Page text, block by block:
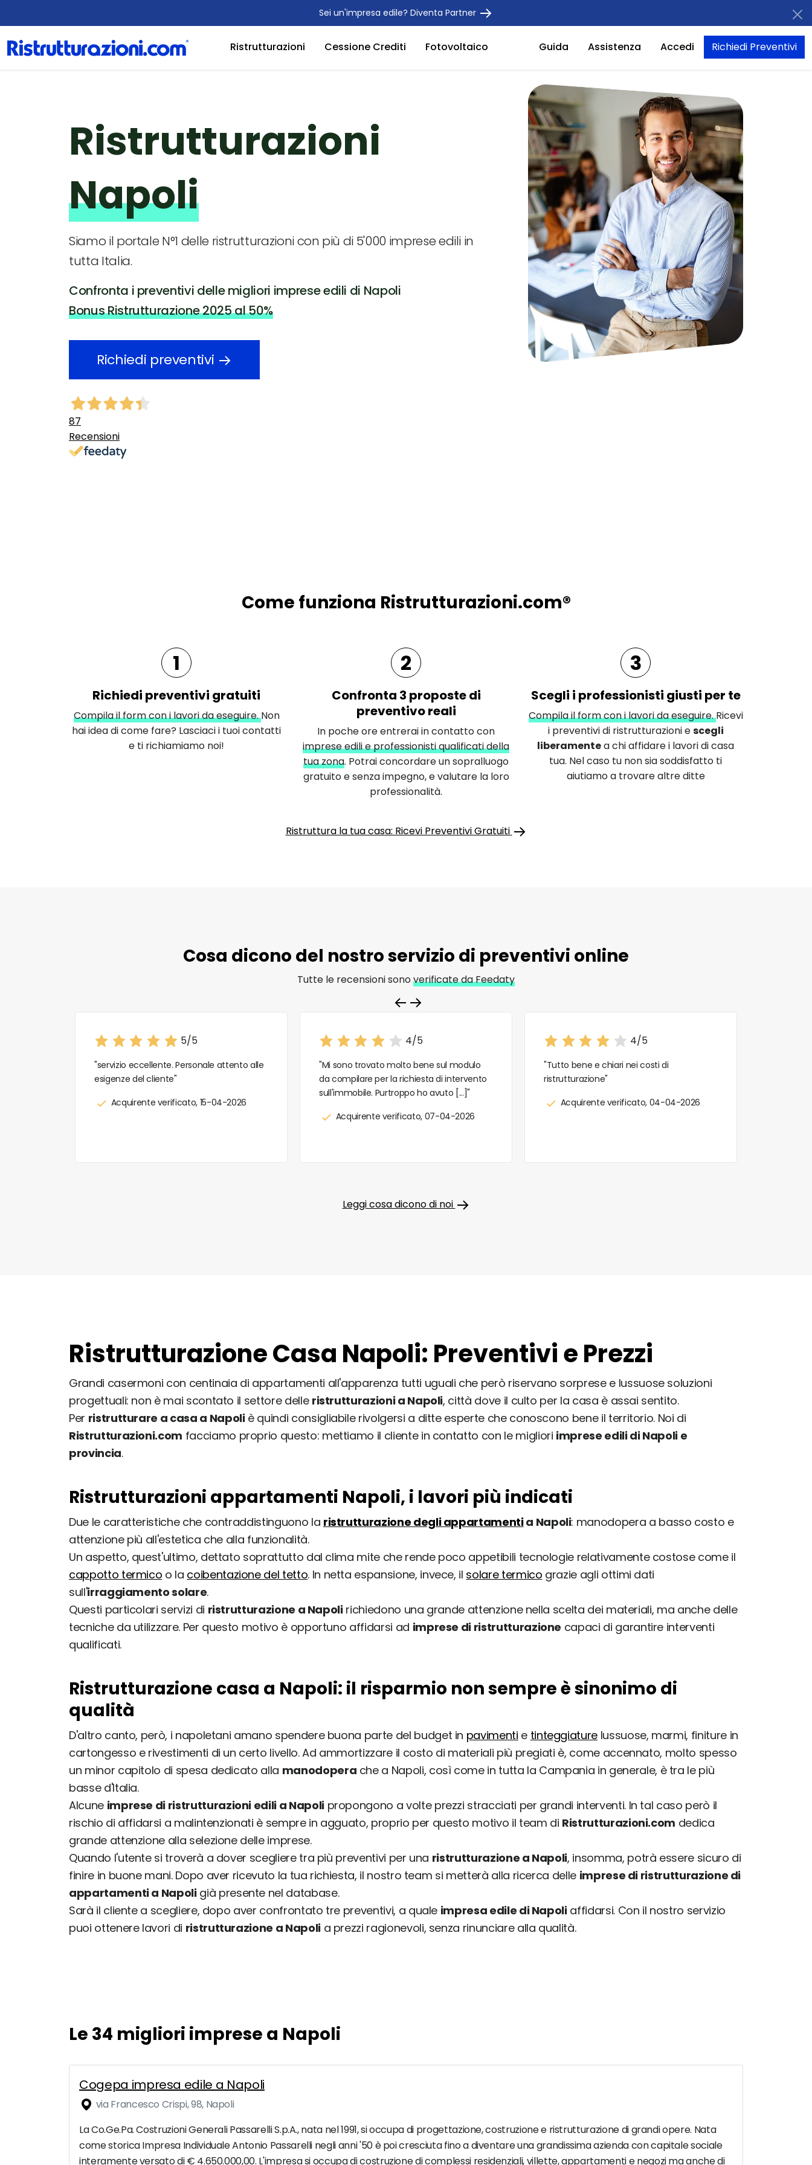
Sei un'impresa edile? Diventa Partner
Ristrutturazioni Cessione Crediti Fotovoltaico Guida Assistenza Accedi Richiedi Preventivi
Ristrutturazioni
Napoli
Siamo il portale N°1 delle ristrutturazioni con più di 5'000 imprese edili in
tutta Italia.
Confronta i preventivi delle migliori imprese edili di Napoli
Bonus Ristrutturazione 2025 al 50%
Richiedi preventivi
87
Recensioni
Come funziona Ristrutturazioni.com®
1
Richiedi preventivi gratuiti
Compila il form con i lavori da eseguire.Non
hai idea di come fare? Lasciaci i tuoi contatti
e ti richiamiamo noi!
2
Confronta 3 proposte di
preventivo reali
In poche ore entrerai in contatto con
imprese edili e professionisti qualificati della
tua zona. Potrai concordare un sopralluogo
gratuito e senza impegno, e valutare la loro
professionalità.
3
Scegli i professionisti giusti per te
Compila il form con i lavori da eseguire.Ricevi
i preventivi di ristrutturazioni escegli
liberamentea chi affidare i lavori di casa
tua. Nel caso tu non sia soddisfatto ti
aiutiamo a trovare altre ditte
Ristruttura la tua casa: Ricevi Preventivi Gratuiti
Cosa dicono del nostro servizio di preventivi online
Tutte le recensioni sonoverificate da Feedaty
5/5
"servizio eccellente. Personale attento alle
esigenze del cliente"
Acquirente verificato, 15-04-2026
4/5
"Mi sono trovato molto bene sul modulo
da compilare per la richiesta di intervento
sull'immobile. Purtroppo ho avuto [...]"
Acquirente verificato, 07-04-2026
4/5
"Tutto bene e chiari nei costi di
ristrutturazione"
Acquirente verificato, 04-04-2026
Leggi cosa dicono di noi
Ristrutturazione Casa Napoli: Preventivi e Prezzi
Grandi casermoni con centinaia di appartamenti all'apparenza tutti uguali che però riservano sorprese e lussuose soluzioni
progettuali: non è mai scontato il settore delle ristrutturazioni a Napoli, città dove il culto per la casa è assai sentito.
Per ristrutturare a casa a Napoliè quindi consigliabile rivolgersi a ditte esperte che conoscono bene il territorio. Noi di
Ristrutturazioni.com facciamo proprio questo: mettiamo il cliente in contatto con le migliori imprese edili di Napoli e
provincia.
Ristrutturazioni appartamenti Napoli, i lavori più indicati
Due le caratteristiche che contraddistinguono la ristrutturazione degli appartamentia Napoli: manodopera a basso costo e
attenzione più all'estetica che alla funzionalità.
Un aspetto, quest'ultimo, dettato soprattutto dal clima mite che rende poco appetibili tecnologie relativamente costose come il
cappotto termico o la coibentazione del tetto. In netta espansione, invece, il solare termico grazie agli ottimi dati
sull'irraggiamento solare.
Questi particolari servizi di ristrutturazione a Napolirichiedono una grande attenzione nella scelta dei materiali, ma anche delle
tecniche da utilizzare. Per questo motivo è opportuno affidarsi ad imprese di ristrutturazione capaci di garantire interventi
qualificati.
Ristrutturazione casa a Napoli: il risparmio non sempre è sinonimo di
qualità
D'altro canto, però, i napoletani amano spendere buona parte del budget in pavimenti e tinteggiature lussuose, marmi, finiture in
cartongesso e rivestimenti di un certo livello. Ad ammortizzare il costo di materiali più pregiati è, come accennato, molto spesso
un minor capitolo di spesa dedicato alla manodopera che a Napoli, così come in tutta la Campania in generale, è tra le più
basse d'Italia.
Alcune imprese di ristrutturazioni edili a Napolipropongono a volte prezzi stracciati per grandi interventi. In tal caso però il
rischio di affidarsi a malintenzionati è sempre in agguato, proprio per questo motivo il team di Ristrutturazioni.com dedica
grande attenzione alla selezione delle imprese.
Quando l'utente si troverà a dover scegliere tra più preventivi per una ristrutturazione a Napoli, insomma, potrà essere sicuro di
finire in buone mani. Dopo aver ricevuto la tua richiesta, il nostro team si metterà alla ricerca delle imprese di ristrutturazione di
appartamenti a Napoligià presente nel database.
Sarà il cliente a scegliere, dopo aver confrontato tre preventivi, a quale impresa edile di Napoliaffidarsi. Con il nostro servizio
puoi ottenere lavori di ristrutturazione a Napolia prezzi ragionevoli, senza rinunciare alla qualità.
Le 34 migliori imprese a Napoli
Cogepa impresa edile a Napoli
via Francesco Crispi, 98, Napoli
La Co.Ge.Pa. Costruzioni Generali Passarelli S.p.A., nata nel 1991, si occupa di progettazione, costruzione e ristrutturazione di grandi opere. Nata
come storica Impresa Individuale Antonio Passarelli negli anni '50 è poi cresciuta fino a diventare una grandissima azienda con capitale sociale
interamente versato di € 4.650.000,00. L'impresa si occupa di costruzione di complessi residenziali, villette, appartamenti e negozi ma anche di